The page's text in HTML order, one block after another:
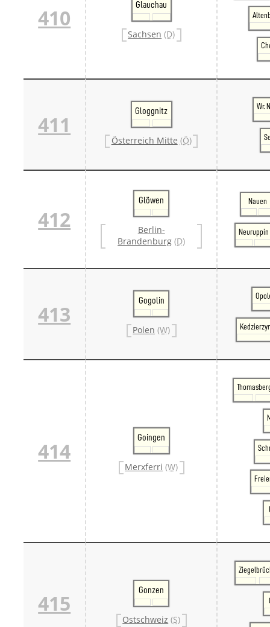
410
Glauchau
Sachsen (D)
411
Gloggnitz
Österreich Mitte (Ö)
Wr.
412
Glöwen
Berlin-
Brandenburg (D)
Nauen
Neuruppin
413
Gogolin
Polen (W)
414
Goingen
Merxferri (W)
415
Gonzen
Ostschweiz (S)